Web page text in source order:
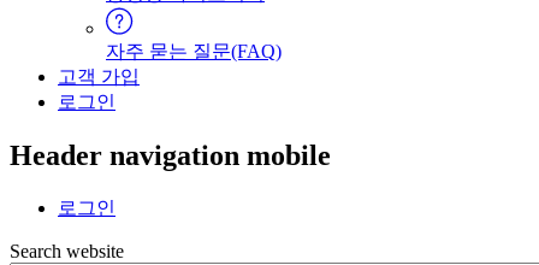
자주 묻는 질문(FAQ)
고객 가입
로그인
Header navigation mobile
로그인
Search website